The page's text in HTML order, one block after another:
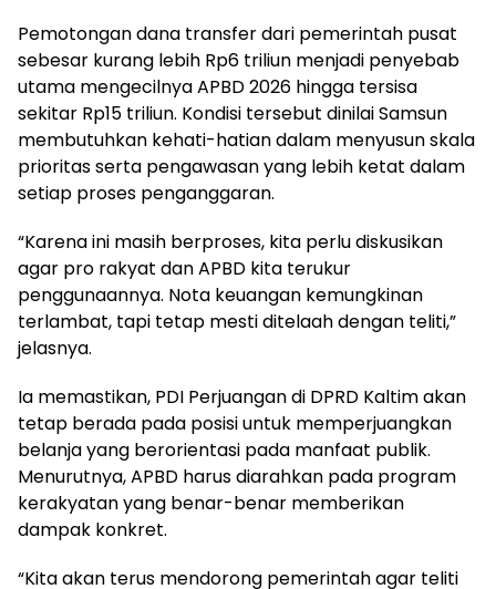
Pemotongan dana transfer dari pemerintah pusat
sebesar kurang lebih Rp6 triliun menjadi penyebab
utama mengecilnya APBD 2026 hingga tersisa
sekitar Rp15 triliun. Kondisi tersebut dinilai Samsun
membutuhkan kehati-hatian dalam menyusun skala
prioritas serta pengawasan yang lebih ketat dalam
setiap proses penganggaran.
“Karena ini masih berproses, kita perlu diskusikan
agar pro rakyat dan APBD kita terukur
penggunaannya. Nota keuangan kemungkinan
terlambat, tapi tetap mesti ditelaah dengan teliti,”
jelasnya.
Ia memastikan, PDI Perjuangan di DPRD Kaltim akan
tetap berada pada posisi untuk memperjuangkan
belanja yang berorientasi pada manfaat publik.
Menurutnya, APBD harus diarahkan pada program
kerakyatan yang benar-benar memberikan
dampak konkret.
“Kita akan terus mendorong pemerintah agar teliti